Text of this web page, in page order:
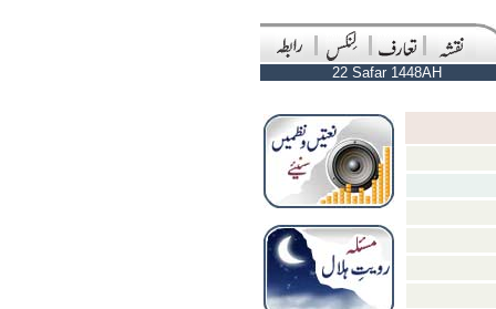
22 Safar 1448AH